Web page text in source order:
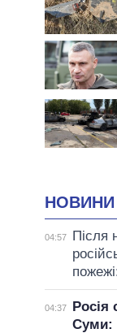
НОВИНИ
04:57
Після
04:37
Росія
Суми: